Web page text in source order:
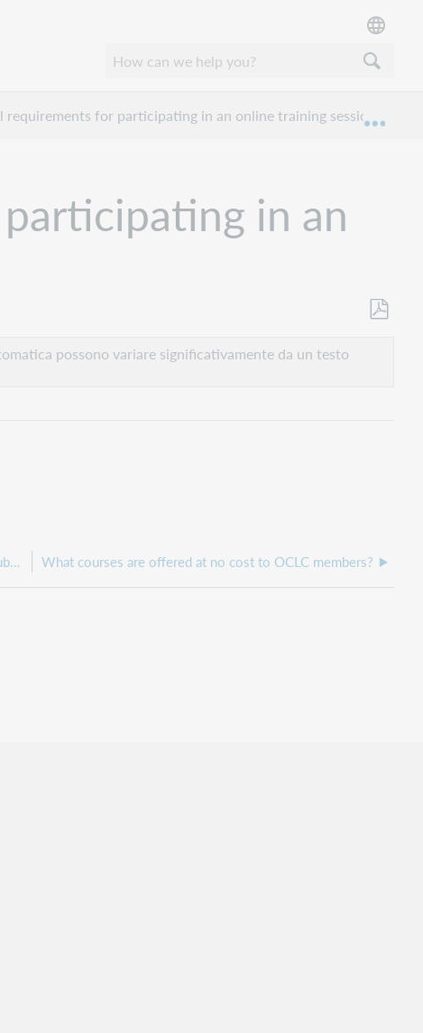
for participating in an online training session?
in an
possono variare significativamente da un testo
What are the system requirements for viewing a YouTube video? What courses are offered at no cost to OCLC members?